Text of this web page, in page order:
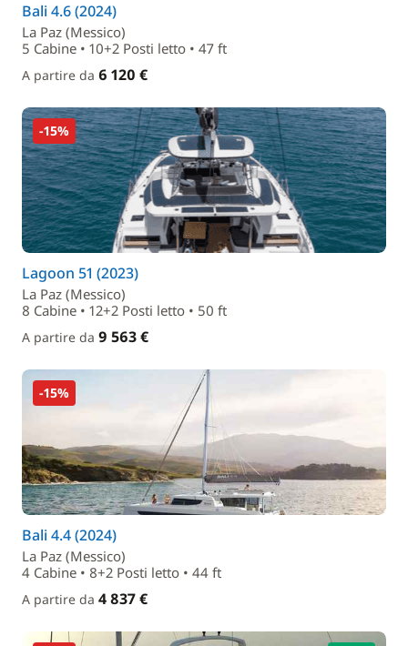
Bali 4.6 (2024)
La Paz (Messico)
5 Cabine • 10+2 Posti letto • 47 ft
A partire da 6 120 €
-15%
Lagoon 51 (2023)
La Paz (Messico)
8 Cabine • 12+2 Posti letto • 50 ft
A partire da 9 563 €
-15%
Bali 4.4 (2024)
La Paz (Messico)
4 Cabine • 8+2 Posti letto • 44 ft
A partire da 4 837 €